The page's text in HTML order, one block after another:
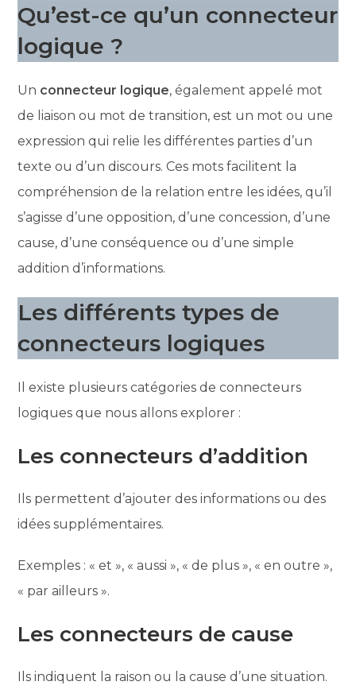
Qu’est-ce qu’un connecteur
logique ?
Un connecteur logique, également appelé mot
de liaison ou mot de transition, est un mot ou une
expression qui relie les différentes parties d’un
texte ou d’un discours. Ces mots facilitent la
compréhension de la relation entre les idées, qu’il
s’agisse d’une opposition, d’une concession, d’une
cause, d’une conséquence ou d’une simple
addition d’informations.
Les différents types de
connecteurs logiques
Il existe plusieurs catégories de connecteurs
logiques que nous allons explorer :
Les connecteurs d’addition
Ils permettent d’ajouter des informations ou des
idées supplémentaires.
Exemples : « et », « aussi », « de plus », « en outre »,
« par ailleurs ».
Les connecteurs de cause
Ils indiquent la raison ou la cause d’une situation.